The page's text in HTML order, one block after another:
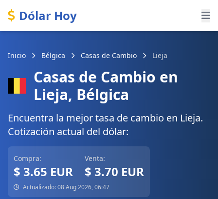
Dólar Hoy
Inicio Bélgica Casas de Cambio Lieja
Casas de Cambio en
Lieja, Bélgica
Encuentra la mejor tasa de cambio en Lieja.
Cotización actual del dólar:
Compra:
$ 3.65 EUR
Venta:
$ 3.70 EUR
Actualizado: 08 Aug 2026, 06:47